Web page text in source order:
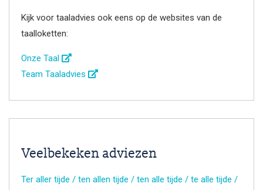
Kijk voor taaladvies ook eens op de websites van de
taalloketten:
Onze Taal
Team Taaladvies
Veelbekeken adviezen
Ter aller tijde / ten allen tijde / ten alle tijde / te alle tijde /